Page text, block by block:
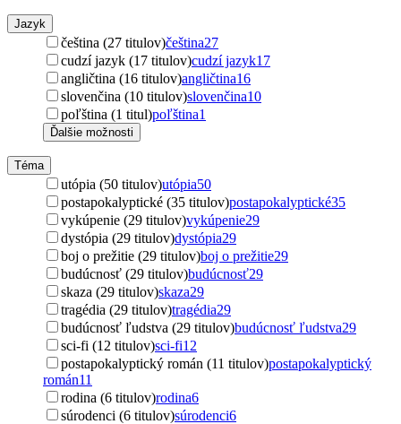
Jazyk
čeština (27 titulov)čeština27
cudzí jazyk (17 titulov)cudzí jazyk17
angličtina (16 titulov)angličtina16
slovenčina (10 titulov)slovenčina10
poľština (1 titul)poľština1
Ďalšie možnosti
Téma
utópia (50 titulov)utópia50
postapokalyptické (35 titulov)postapokalyptické35
vykúpenie (29 titulov)vykúpenie29
dystópia (29 titulov)dystópia29
boj o prežitie (29 titulov)boj o prežitie29
budúcnosť (29 titulov)budúcnosť29
skaza (29 titulov)skaza29
tragédia (29 titulov)tragédia29
budúcnosť ľudstva (29 titulov)budúcnosť ľudstva29
sci-fi (12 titulov)sci-fi12
postapokalyptický román (11 titulov)postapokalyptický
román11
rodina (6 titulov)rodina6
súrodenci (6 titulov)súrodenci6